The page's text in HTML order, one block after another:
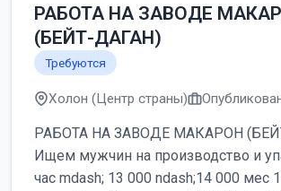
РАБОТА НА ЗАВОДЕ
(БЕЙТ-ДАГАН)
Требуются
Холон (Центр страны)
РАБОТА НА ЗАВОДЕ МАКАРОН
Ищем мужчин на производство и
час mdash; 13 000 ndash;14 000 мес